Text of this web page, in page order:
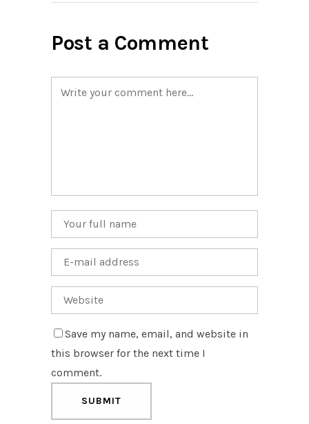
Post a Comment
Save my name, email, and website in
this browser for the next time I
comment.